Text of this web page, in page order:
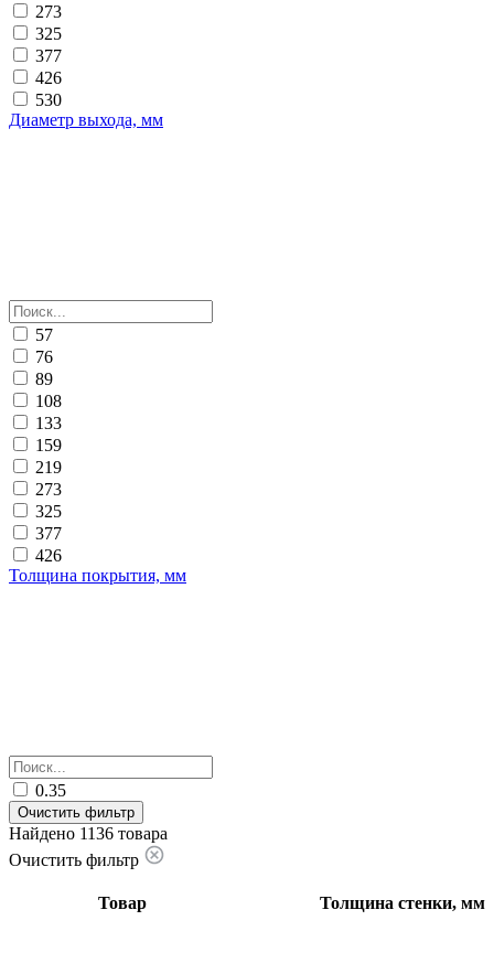
273
325
377
426
530
Диаметр выхода, мм
57
76
89
108
133
159
219
273
325
377
426
Толщина покрытия, мм
0.35
Очистить фильтр
Найдено 1136 товара
Очистить фильтр
Товар Толщина стенки, мм